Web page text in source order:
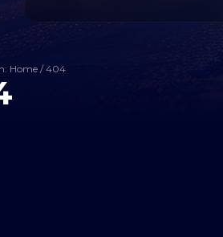
Home / 404